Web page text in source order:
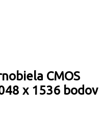
CMOS
x 1536 bodov